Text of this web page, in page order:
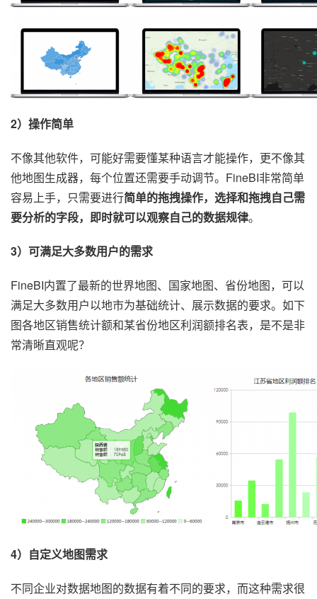
2）操作简单
不像其他软件，可能好需要懂某种语言才能操作，更不像其
他地图生成器，每个位置还需要手动调节。FineBI非常简单
容易上手，只需要进行简单的拖拽操作，选择和拖拽自己需
要分析的字段，即时就可以观察自己的数据规律。
3）可满足大多数用户的需求
FineBI内置了最新的世界地图、国家地图、省份地图，可以
满足大多数用户以地市为基础统计、展示数据的要求。如下
图各地区销售统计额和某省份地区利润额排名表，是不是非
常清晰直观呢？
4）自定义地图需求
不同企业对数据地图的数据有着不同的要求，而这种需求很